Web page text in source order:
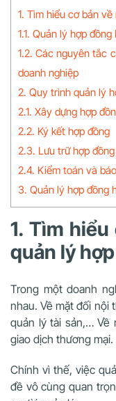
1. Tìm hiểu cơ bản
1.1. Quản lý hợp
1.2. Các nguyên tắc
doanh nghiệp
2. Quy trình quản lý
2.1. Xây dựng hợp
2.2. Ký kết hợp đồng
2.3. Lưu trữ hợp đồng
2.4. Kiểm toán và
3. Quản lý hợp đồng
1. Tìm
quản lý
Trong một doanh
nhau. Về mặt đối nội
quản lý tài sản,… Về
giao dịch thương mại.
Chính vì thế, việc
đề vô cùng quan